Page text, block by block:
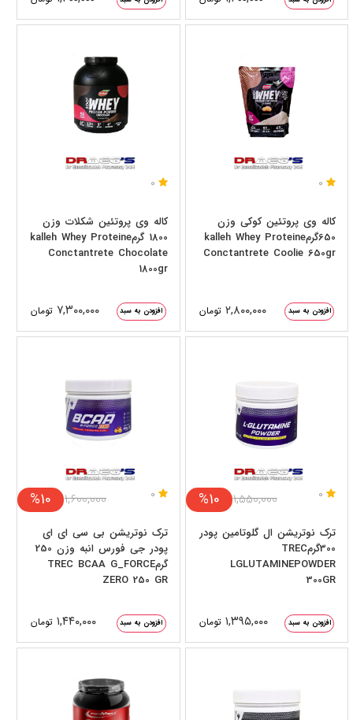
0
کاله وی پروتئین کوکی وزن
650گرمkalleh Whey Proteine
Conctantrete Coolie 650gr
افزودن به سبد ۲,۸۰۰,۰۰۰ تومان
0
کاله وی پروتئین شکلات وزن
1800 گرمkalleh Whey Proteine
Conctantrete Chocolate
1800gr
افزودن به سبد ۷,۳۰۰,۰۰۰ تومان
0
%10 ۱,۵۵۰,۰۰۰
ترک نوتریشن ال گلوتامین پودر
300گرمTREC
LGLUTAMINEPOWDER
300GR
افزودن به سبد ۱,۳۹۵,۰۰۰ تومان
0
%10 ۱,۶۰۰,۰۰۰
ترک نوتریشن بی سی ای ای
پودر جی فورس انبه وزن 250
گرمTREC BCAA G_FORCE
ZERO 250 GR
افزودن به سبد ۱,۴۴۰,۰۰۰ تومان